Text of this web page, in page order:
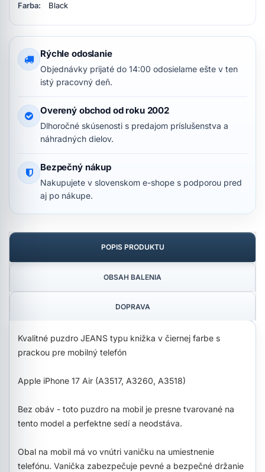
Farba: Black
Rýchle odoslanie
Objednávky prijaté do 14:00 odosielame ešte v ten
istý pracovný deň.
Overený obchod od roku 2002
Dlhoročné skúsenosti s predajom príslušenstva a
náhradných dielov.
Bezpečný nákup
Nakupujete v slovenskom e-shope s podporou pred
aj po nákupe.
POPIS PRODUKTU
OBSAH BALENIA
DOPRAVA
Kvalitné puzdro JEANS typu knižka v čiernej farbe s
prackou pre mobilný telefón
Apple iPhone 17 Air (A3517, A3260, A3518)
Bez obáv - toto puzdro na mobil je presne tvarované na
tento model a perfektne sedí a neodstáva.
Obal na mobil má vo vnútri vaničku na umiestnenie
telefónu. Vanička zabezpečuje pevné a bezpečné držanie